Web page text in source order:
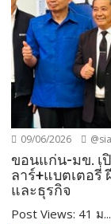
09/06/2026
ขอนแก่น-มข. เปิ
ลาร์+แบตเตอรี่
และธุรกิจ
Post Views: 41 ม...